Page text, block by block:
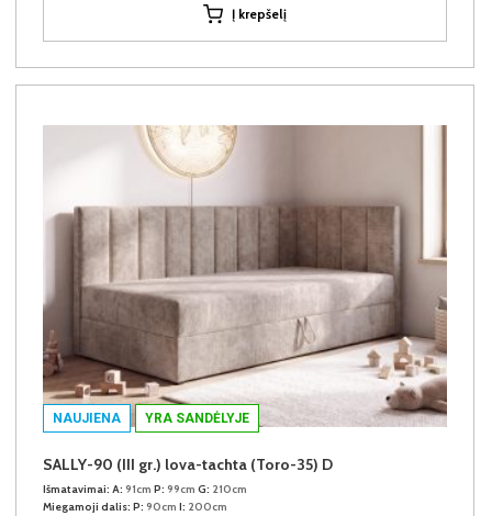
Į krepšelį
NAUJIENA YRA SANDĖLYJE
SALLY-90 (III gr.) lova-tachta (Toro-35) D
Išmatavimai: A: 91cm P: 99cm G: 210cm
Miegamoji dalis: P: 90cm I: 200cm